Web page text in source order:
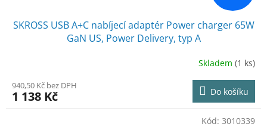
SKROSS USB A+C nabíjecí adaptér Power charger 65W
GaN US, Power Delivery, typ A
Skladem (1 ks)
940,50 Kč bez DPH
1 138 Kč Do košíku
Kód: 3010339